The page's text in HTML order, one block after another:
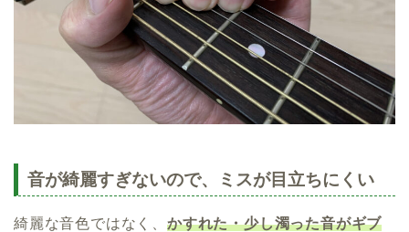
音が綺麗すぎないので、ミスが目立ちにくい
綺麗な音色ではなく、 かすれた・少し濁った音がギブ